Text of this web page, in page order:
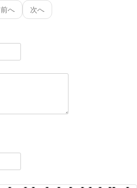
前へ 次へ